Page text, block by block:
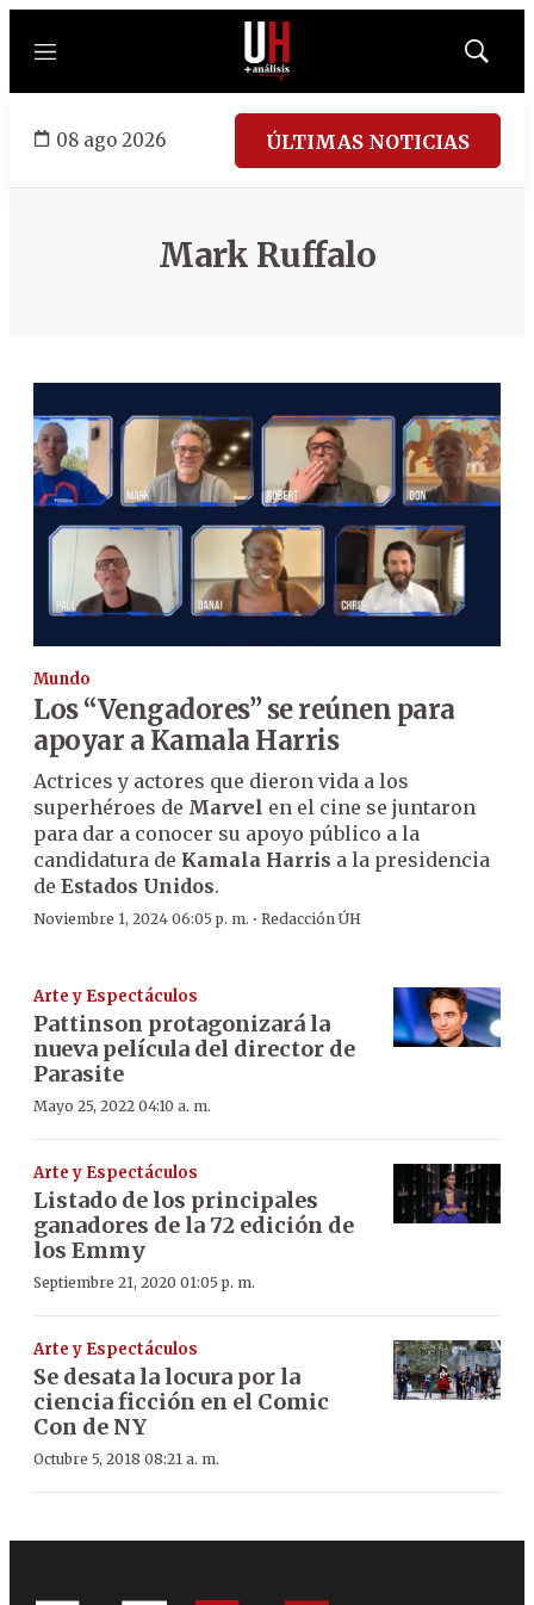
Menú
Mostrar
08 ago 2026 ÚLTIMAS NOTICIAS
Mark Ruffalo
Mundo
Los “Vengadores” se reúnen para
apoyar a Kamala Harris
Actrices y actores que dieron vida a los
superhéroes de Marvel en el cine se juntaron
para dar a conocer su apoyo público a la
candidatura de Kamala Harris a la presidencia
de Estados Unidos.
Noviembre 1, 2024 06:05 p. m. · Redacción ÚH
Arte y Espectáculos
Pattinson protagonizará la
nueva película del director de
Parasite
Mayo 25, 2022 04:10 a. m.
Arte y Espectáculos
Listado de los principales
ganadores de la 72 edición de
los Emmy
Septiembre 21, 2020 01:05 p. m.
Arte y Espectáculos
Se desata la locura por la
ciencia ficción en el Comic
Con de NY
Octubre 5, 2018 08:21 a. m.